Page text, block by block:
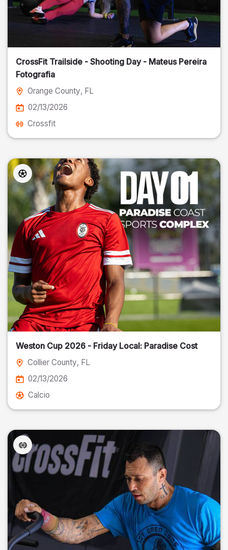
CrossFit Trailside - Shooting Day - Mateus Pereira
Fotografia
Orange County, FL
02/13/2026
Crossfit
Weston Cup 2026 - Friday Local: Paradise Cost
Collier County, FL
02/13/2026
Calcio